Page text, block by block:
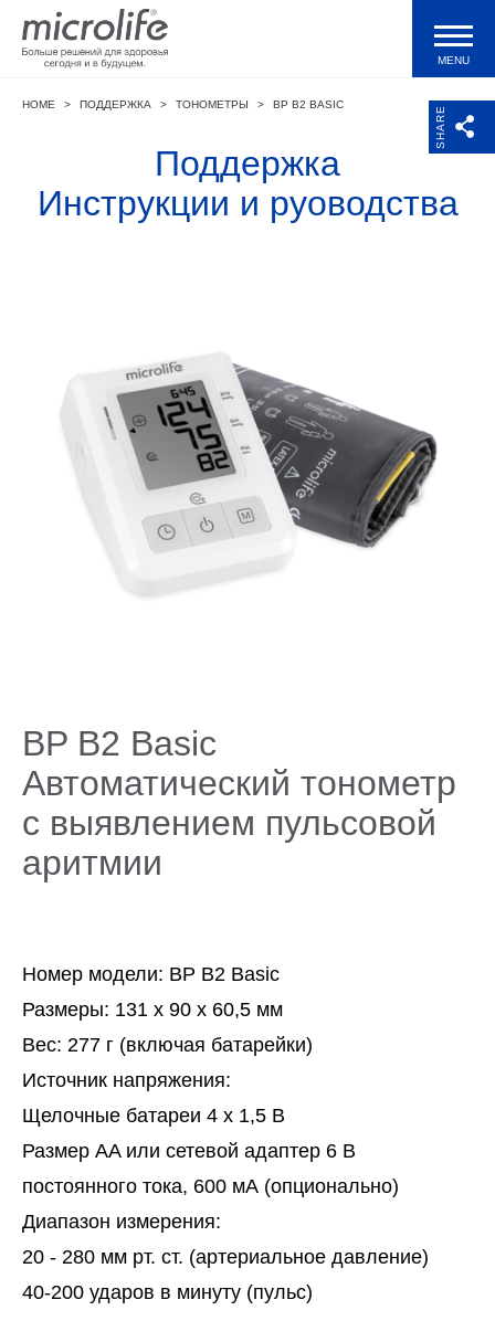
Продукция
Тонометры WatchBP
Поддержка
MENU
SHARE
HOME > ПОДДЕРЖКА > ТОНОМЕТРЫ > BP B2 BASIC
Поддержка
Инструкции и руоводства
BP B2 Basic
Автоматический тонометр
с выявлением пульсовой
аритмии
Номер модели: BP B2 Basic
Размеры: 131 x 90 x 60,5 мм
Вес: 277 г (включая батарейки)
Источник напряжения:
Щелочные батареи 4 x 1,5 В
Размер AA или сетевой адаптер 6 В
постоянного тока, 600 мА (опционально)
Диапазон измерения:
20 - 280 мм рт. ст. (артериальное давление)
40-200 ударов в минуту (пульс)